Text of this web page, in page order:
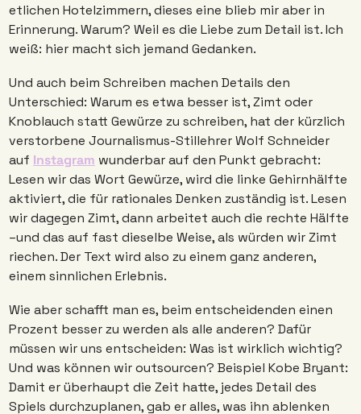
etlichen Hotelzimmern, dieses eine blieb mir aber in
Erinnerung. Warum? Weil es die Liebe zum Detail ist. Ich
weiß: hier macht sich jemand Gedanken.
Und auch beim Schreiben machen Details den
Unterschied: Warum es etwa besser ist, Zimt oder
Knoblauch statt Gewürze zu schreiben, hat der kürzlich
verstorbene Journalismus-Stillehrer Wolf Schneider
auf Instagram wunderbar auf den Punkt gebracht:
Lesen wir das Wort Gewürze, wird die linke Gehirnhälfte
aktiviert, die für rationales Denken zuständig ist. Lesen
wir dagegen Zimt, dann arbeitet auch die rechte Hälfte
–und das auf fast dieselbe Weise, als würden wir Zimt
riechen. Der Text wird also zu einem ganz anderen,
einem sinnlichen Erlebnis.
Wie aber schafft man es, beim entscheidenden einen
Prozent besser zu werden als alle anderen? Dafür
müssen wir uns entscheiden: Was ist wirklich wichtig?
Und was können wir outsourcen? Beispiel Kobe Bryant:
Damit er überhaupt die Zeit hatte, jedes Detail des
Spiels durchzuplanen, gab er alles, was ihn ablenken